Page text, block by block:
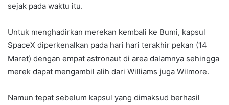
sejak pada waktu itu.
Untuk menghadirkan merekan kembali ke Bumi, kapsul
SpaceX diperkenalkan pada hari hari terakhir pekan (14
Maret) dengan empat astronaut di area dalamnya sehingga
merek dapat mengambil alih dari Williams juga Wilmore.
Namun tepat sebelum kapsul yang dimaksud berhasil